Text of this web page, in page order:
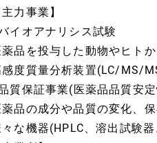
力事業】
イオアナリシス試験
品を投与した動物やヒト
度質量分析装置(LC/MS/
質保証事業(医薬品品質安
品の成分や品質の変化、
な機器(HPLC、溶出試験